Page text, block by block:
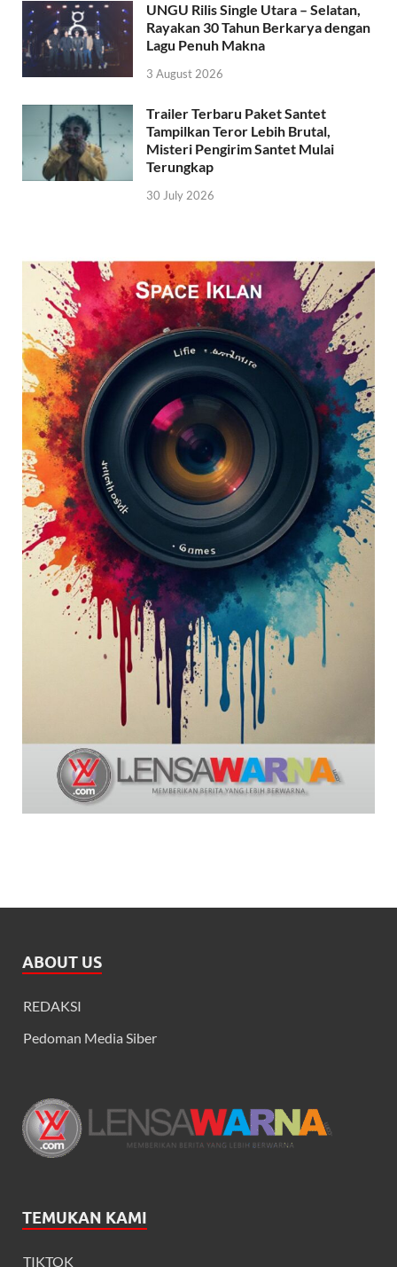
UNGU Rilis Single Utara – Selatan,
Rayakan 30 Tahun Berkarya dengan
Lagu Penuh Makna
3 August 2026
Trailer Terbaru Paket Santet
Tampilkan Teror Lebih Brutal,
Misteri Pengirim Santet Mulai
Terungkap
30 July 2026
ABOUT US
REDAKSI
Pedoman Media Siber
TEMUKAN KAMI
TIKTOK